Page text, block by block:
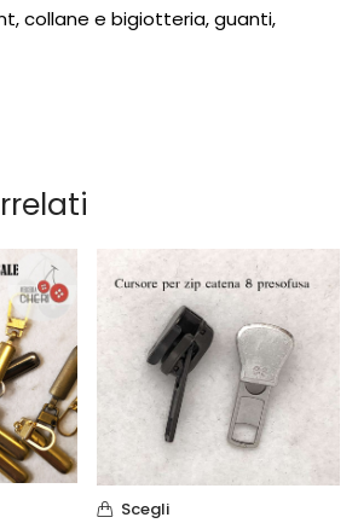
collane e bigiotteria, guanti,
Scegli